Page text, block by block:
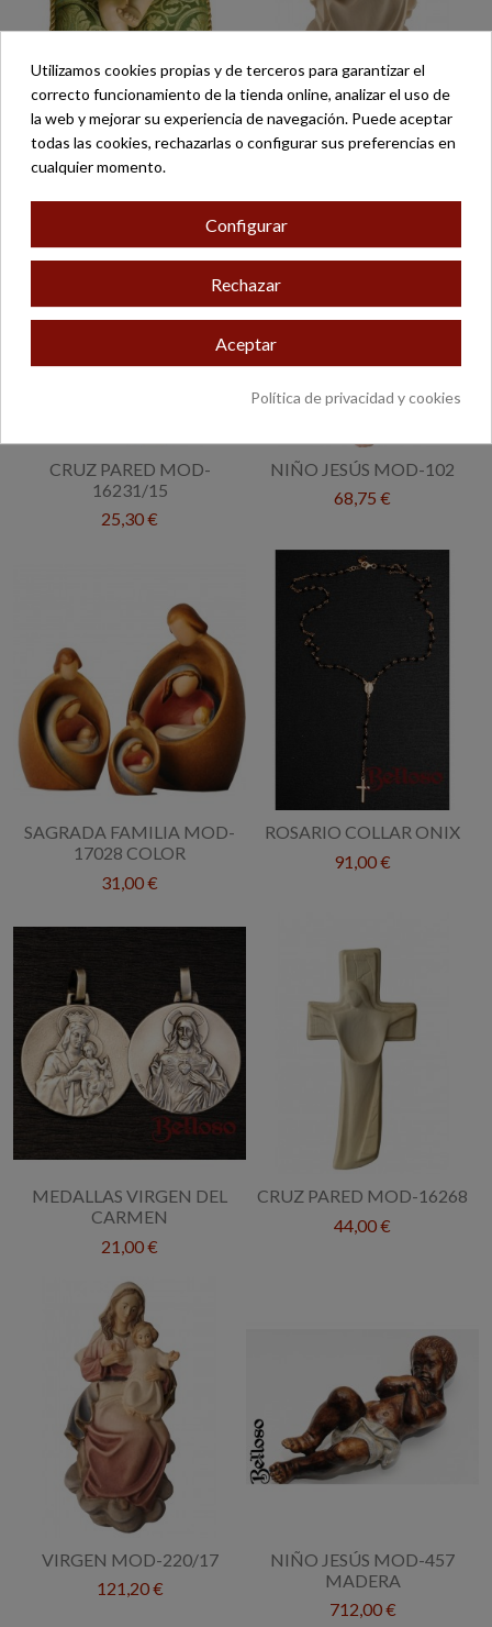
NIÑO JESÚS MOD-289
ANTIGUO
213,00 €
VIRGEN COLGAR MOD-
220/17
73,60 €
CRUZ PARED MOD-
16231/15
25,30 €
NIÑO JESÚS MOD-102
68,75 €
SAGRADA FAMILIA MOD-
17028 COLOR
31,00 €
ROSARIO COLLAR ONIX
91,00 €
MEDALLAS VIRGEN DEL
CARMEN
21,00 €
CRUZ PARED MOD-16268
44,00 €
VIRGEN MOD-220/17
121,20 €
NIÑO JESÚS MOD-457
MADERA
712,00 €
Utilizamos cookies propias y de terceros para garantizar el
correcto funcionamiento de la tienda online, analizar el uso de
la web y mejorar su experiencia de navegación. Puede aceptar
todas las cookies, rechazarlas o configurar sus preferencias en
cualquier momento.
Configurar
Rechazar
Aceptar
Política de privacidad y cookies